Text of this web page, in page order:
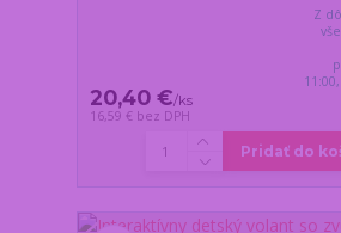
20,40 €/ks
16,59 € bez DPH
Z
Pridať do